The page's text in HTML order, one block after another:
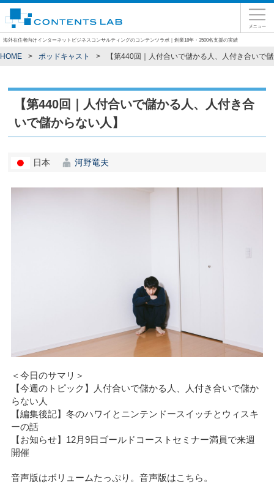
海外在住者向けインターネットビジネスコンサルティングのコンテンツラボ｜創業18年・3500名支援の実績
HOME ポッドキャスト 【第440回｜人付合いで儲かる人、人付き合いで
【第440回｜人付合いで儲かる人、人付き合
いで儲からない人】
日本 河野竜夫
＜今日のサマリ＞
【今週のトピック】人付合いで儲かる人、人付き合いで儲か
らない人
【編集後記】冬のハワイとニンテンドースイッチとウィスキ
ーの話
【お知らせ】12月9日ゴールドコーストセミナー満員で来週
開催
音声版はボリュームたっぷり。音声版はこちら。